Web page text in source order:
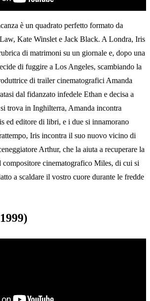
è un quadrato perfetto formato da
Kate Winslet e Jack Black. A Londra, Iris
di matrimoni su un giornale e, dopo una
di fuggire a Los Angeles, scambiando la
di trailer cinematografici Amanda
dal fidanzato infedele Ethan e decisa a
trova in Inghilterra, Amanda incontra
ed editore di libri, e i due si innamorano
Iris incontra il suo nuovo vicino di
Arthur, che la aiuta a recuperare la
compositore cinematografico Miles, di cui si
a scaldare il vostro cuore durante le fredde